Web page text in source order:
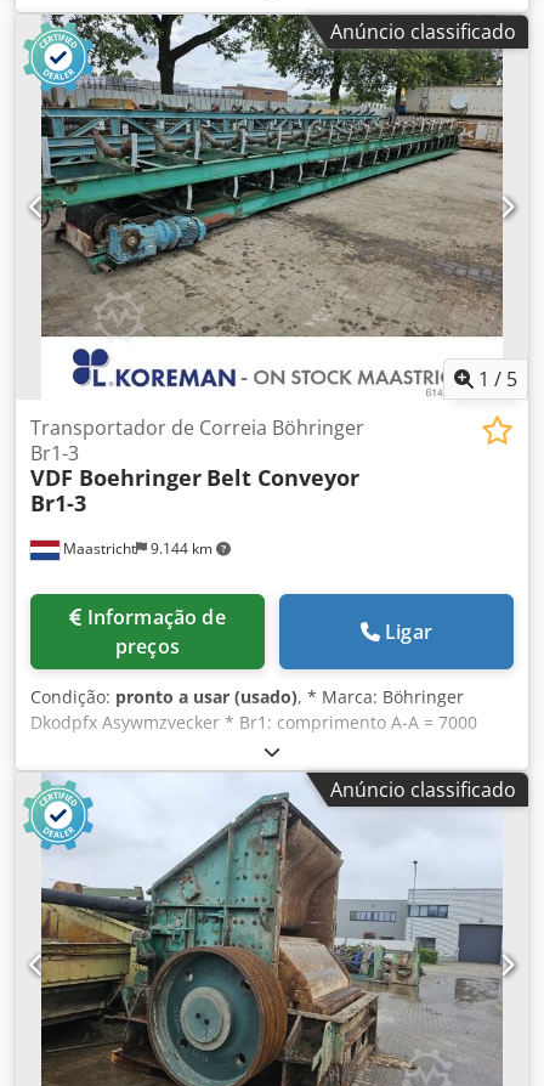
22500 mm, Largura da correia: 1000 mm, Acionamento: 7,5
kW (=vendido) Dkjdpfoywm Aaex AckjrAnúncio classificado
1 / 5
Maastricht 9.144 km
Transportador de Correia Böhringer
Br1-3
VDF Boehringer Belt Conveyor
Br1-3
preços
Ligar
Condição: pronto a usar (usado), * Marca: Böhringer
Dkodpfx Asywmzvecker * Br1: comprimento A-A = 7000
mm, largura da correia: 900 mm, acionamento: redutor de
5,5 kW. * Br3: comprimento A-A = 28000 mm, largura da
correia: 650 mm, acionamento: redutor de 5,5 kW.
Anúncio classificado